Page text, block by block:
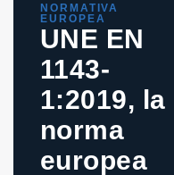
NORMATIVA
EUROPEA
UNE EN
1143-
1:2019, la
norma
europea